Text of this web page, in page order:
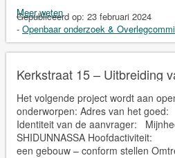
Meer weten
Gepubliceerd op: 23 februari 2024
- Openbaar onderzoek &
Kerkstraat 15 – Uitbreiding
Het volgende project wordt aan
onderworpen: Adres van het
Identiteit van de aanvrager:
SHIDUNNASSA
een gebouw – conform stellen